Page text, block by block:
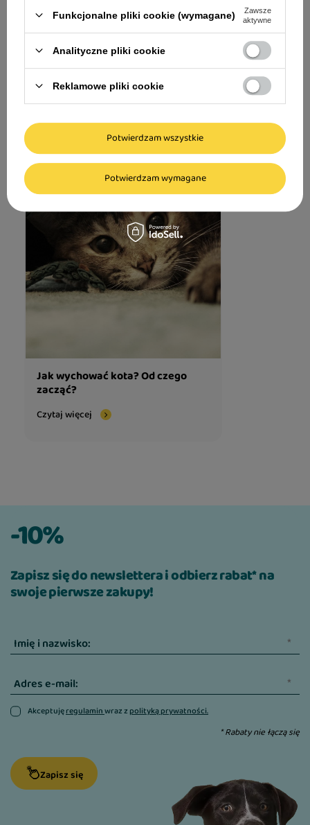
8,59 zł
171,80 zł / kg
Porady i inspiracje
Więcej artykułów
Jak wychować kota? Od czego
zacząć?
Czytaj więcej
-10%
Zapisz się do newslettera i odbierz rabat* na
swoje pierwsze zakupy!
Imię i nazwisko:
Adres e-mail:
Akceptujęregulaminwraz zpolityką prywatności.
* Rabaty nie łączą się
Zapisz się
Funkcjonalne pliki cookie (wymagane)
Zawsze
aktywne
Analityczne pliki cookie
Reklamowe pliki cookie
Potwierdzam wymagane
Potwierdzam wszystkie